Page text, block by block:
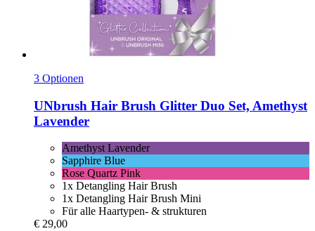
3 Optionen
UNbrush Hair Brush Glitter Duo Set, Amethyst
Lavender
Amethyst Lavender
Sapphire Blue
Rose Quartz Pink
1x Detangling Hair Brush
1x Detangling Hair Brush Mini
Für alle Haartypen- & strukturen
€ 29,00